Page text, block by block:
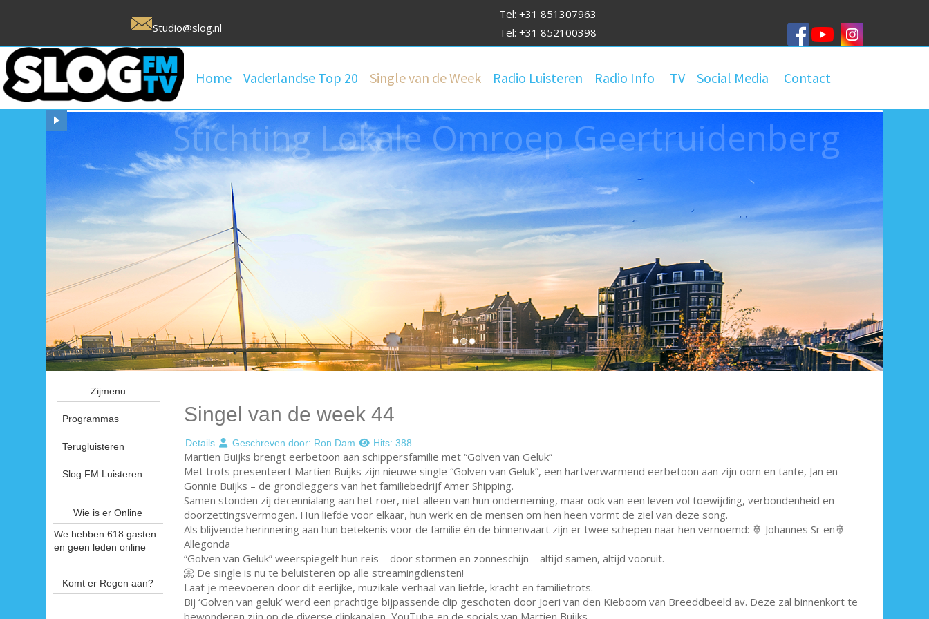
Studio@slog.nl
Tel: +31 851307963
Tel: +31 852100398
Home Vaderlandse Top 20 Single van de Week Radio Luisteren Radio Info TV Social Media Contact
Stichting Lokale Omroep Geertruidenberg
Zijmenu
Programmas
Terugluisteren
Slog FM Luisteren
Wie is er Online
We hebben 618 gasten
en geen leden online
Komt er Regen aan?
Singel van de week 44
Details Geschreven door: Ron Dam Hits: 388
Martien Buijks brengt eerbetoon aan schippersfamilie met “Golven van Geluk”
Met trots presenteert Martien Buijks zijn nieuwe single “Golven van Geluk”, een hartverwarmend eerbetoon aan zijn oom en tante, Jan en
Gonnie Buijks – de grondleggers van het familiebedrijf Amer Shipping.
Samen stonden zij decennialang aan het roer, niet alleen van hun onderneming, maar ook van een leven vol toewijding, verbondenheid en
doorzettingsvermogen. Hun liefde voor elkaar, hun werk en de mensen om hen heen vormt de ziel van deze song.
Als blijvende herinnering aan hun betekenis voor de familie én de binnenvaart zijn er twee schepen naar hen vernoemd: 🚢 Johannes Sr en🚢
Allegonda
“Golven van Geluk” weerspiegelt hun reis – door stormen en zonneschijn – altijd samen, altijd vooruit.
📀 De single is nu te beluisteren op alle streamingdiensten!
Laat je meevoeren door dit eerlijke, muzikale verhaal van liefde, kracht en familietrots.
Bij ‘Golven van geluk’ werd een prachtige bijpassende clip geschoten door Joeri van den Kieboom van Breeddbeeld av. Deze zal binnenkort te